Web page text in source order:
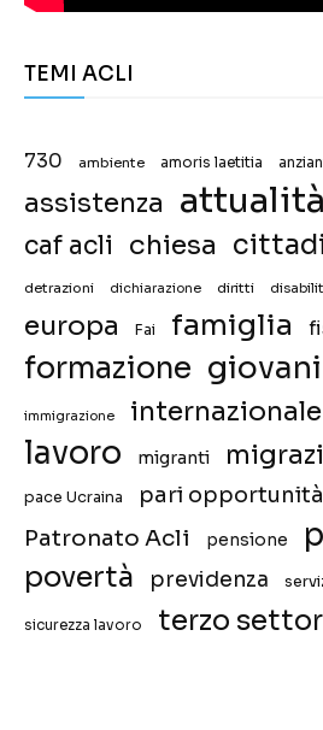
TEMI ACLI
730 ambiente amoris laetitia
assistenza attualità
caf acli chiesa
detrazioni dichiarazione diritti
europa Fai famiglia
formazione giovani
immigrazione internazionale
lavoro migranti
pace Ucraina pari opportunità
Patronato Acli pensione
povertà previdenza
sicurezza lavoro terzo